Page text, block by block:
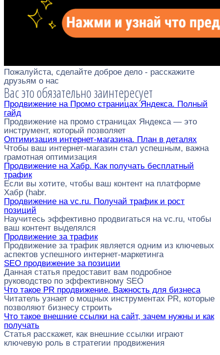
Пожалуйста, сделайте доброе дело - расскажите
друзьям о нас
Вас это обязательно заинтересует
Продвижение на Промо страницах Яндекса. Полный
гайд
Продвижение на промо страницах Яндекса — это
инструмент, который позволяет
Оптимизация интернет-магазина. План в деталях
Чтобы ваш интернет-магазин стал успешным, важна
грамотная оптимизация
Продвижение на Хабр. Как получать бесплатный
трафик
Если вы хотите, чтобы ваш контент на платформе
Хабр (habr.
Продвижение на vc.ru. Получай трафик и рост
позиций
Научитесь эффективно продвигаться на vc.ru, чтобы
ваш контент выделялся
Продвижение за трафик
Продвижение за трафик является одним из ключевых
аспектов успешного интернет-маркетинга
SEO продвижение за позиции
Данная статья предоставит вам подробное
руководство по эффективному SEO
Что такое PR продвижение. Важность для бизнеса
Читатель узнает о мощных инструментах PR, которые
позволяют бизнесу строить
Что такое внешние ссылки на сайт, зачем нужны и как
получать
Статья расскажет, как внешние ссылки играют
ключевую роль в стратегии продвижения